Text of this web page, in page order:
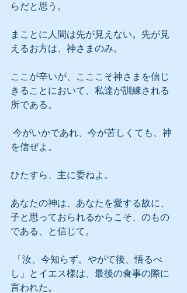
らだと思う。
まことに人間は先が見えない。先が見
えるお方は、神さまのみ。
ここが辛いが、こここそ神さまを信じ
きることにおいて、私達が訓練される
所である。
を信ぜよ。
ひたすら、主に委ねよ。
あなたの神は、あなたを愛する故に、
子と思っておられるからこそ、のもの
である、と信じて。
し」とイエス様は、最後の食事の際に
言われた。